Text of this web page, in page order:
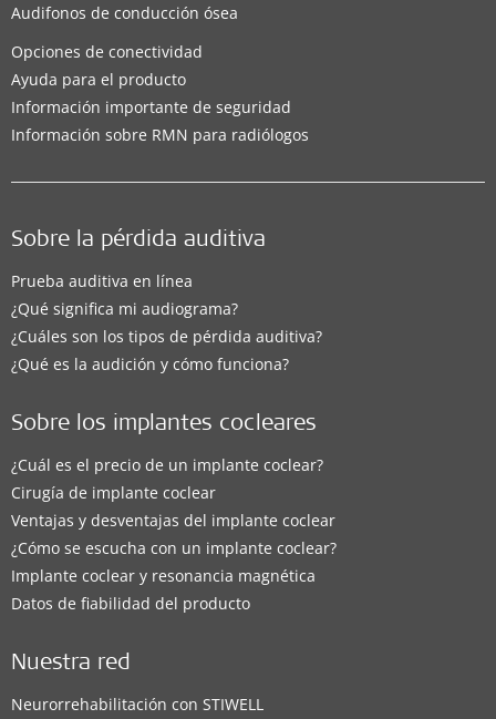
Audifonos de conducción ósea
Opciones de conectividad
Ayuda para el producto
Información importante de seguridad
Información sobre RMN para radiólogos
Sobre la pérdida auditiva
Prueba auditiva en línea
¿Qué significa mi audiograma?
¿Cuáles son los tipos de pérdida auditiva?
¿Qué es la audición y cómo funciona?
Sobre los implantes cocleares
¿Cuál es el precio de un implante coclear?
Cirugía de implante coclear
Ventajas y desventajas del implante coclear
¿Cómo se escucha con un implante coclear?
Implante coclear y resonancia magnética
Datos de fiabilidad del producto
Nuestra red
Neurorrehabilitación con STIWELL